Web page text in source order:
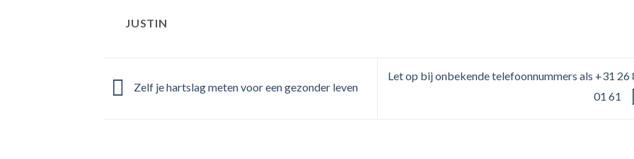
JUSTIN
Zelf je hartslag meten voor een gezonder leven
Let op bij onbekende telefoonnummers als +31 26
01 61